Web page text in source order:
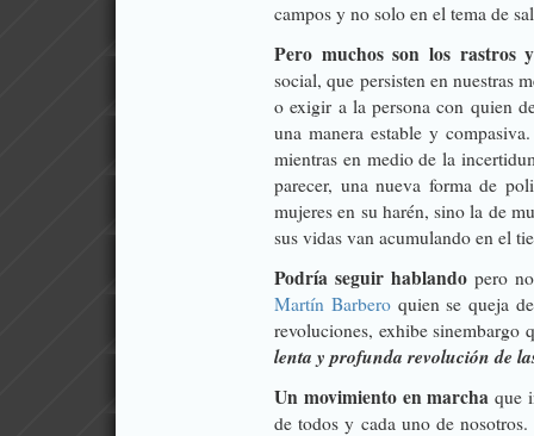
campos y no solo en el tema de
Pero muchos son los rastros
social, que persisten en nuestras
o exigir a la persona con quien
una manera estable y
mientras en medio de la
parecer, una nueva forma de
mujeres en su harén, sino la de
sus vidas van acumulando en el
Podría seguir hablandopero no
Martín Barberoquien se queja
revoluciones, exhibe
lenta y profunda revolución de
Un movimiento en marcha que
de todos y cada uno de